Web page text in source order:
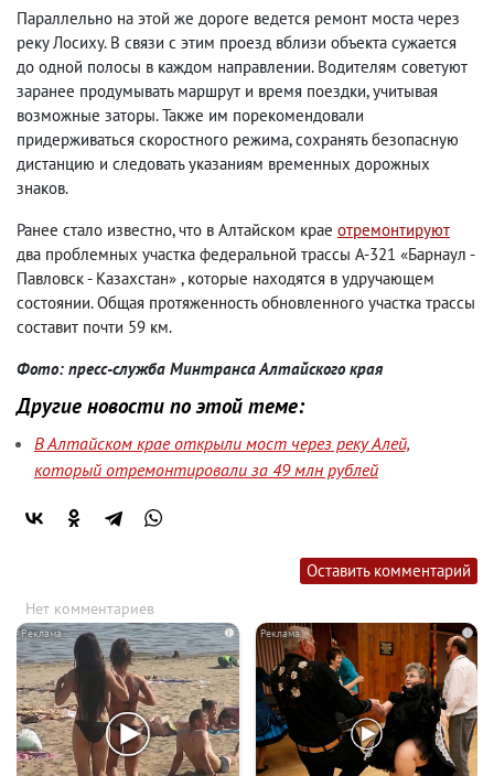
Параллельно на этой же дороге ведется ремонт моста через
реку Лосиху. В связи с этим проезд вблизи объекта сужается
до одной полосы в каждом направлении. Водителям советуют
заранее продумывать маршрут и время поездки, учитывая
возможные заторы. Также им порекомендовали
придерживаться скоростного режима, сохранять безопасную
дистанцию и следовать указаниям временных дорожных
знаков.
Ранее стало известно, что в Алтайском крае отремонтируют
два проблемных участка федеральной трассы А-321 «Барнаул -
Павловск - Казахстан» , которые находятся в удручающем
состоянии. Общая протяженность обновленного участка трассы
составит почти 59 км.
Фото: пресс-служба Минтранса Алтайского края
Другие новости по этой теме:
В Алтайском крае открыли мост через реку Алей,
который отремонтировали за 49 млн рублей
Оставить комментарий
Нет комментариев
i i